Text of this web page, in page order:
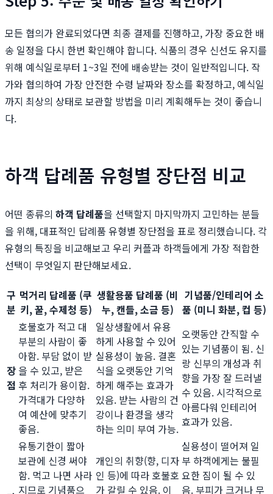
모든 협의가 완료되었다면 최종 결제를 진행하고, 가장 중요한 배
송 일정을 다시 한번 확인해야 합니다. 식품의 경우 신선도 유지를
위해 예식일로부터 1~3일 전에 배송받는 것이 일반적입니다. 작
가와 협의하여 가장 안전한 수령 날짜와 장소를 확정하고, 예식일
까지 최상의 상태로 보관할 방법을 미리 계획해두는 것이 좋습니
다.
하객 답례품 유형별 장단점 비교
어떤 종류의 하객 답례품을 선택할지 마지막까지 고민하는 분들
을 위해, 대표적인 답례품 유형별 장단점을 표로 정리했습니다. 각
유형의 특징을 비교해보고 우리 커플과 하객들에게 가장 적합한
선택이 무엇일지 판단해보세요.
구
분
먹거리 답례품 (쿠
키, 꿀, 수제청 등)
생활용품 답례품 (비
누, 캔들, 소금 등)
기념품/인테리어 소
품 (미니 화분, 컵 등)
장
점
호불호가 적고 대
부분의 사람이 좋
아함. 부담 없이 받
을 수 있고, 받은
후 처리가 용이함.
가격대가 다양하
여 예산에 맞추기
좋음.
일상생활에서 유용
하게 사용할 수 있어
실용성이 높음. 결혼
식을 오랫동안 기억
하게 해주는 효과가
있음. 받는 사람의 건
강이나 환경을 생각
하는 의미 부여 가능.
오랫동안 간직할 수
있는 기념품이 됨. 신
랑 신부의 개성과 취
향을 가장 잘 드러낼
수 있음. 시각적으로
아름다워 인테리어
효과가 있음.
유통기한이 짧아
보관에 신경 써야
함. 먹고 나면 사라
지므로 기념품으
개인의 취향(향, 디자
인 등)에 따라 호불호
가 갈릴 수 있음. 이
실용성이 떨어져 일
부 하객에게는 불필
요한 짐이 될 수 있
음. 부피가 크거나 무